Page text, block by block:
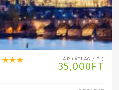
ÁR (ÁTLAG / ÉJ)
35,000FT